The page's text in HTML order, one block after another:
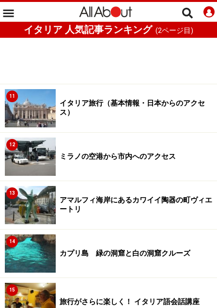
イタリア 人気記事ランキング (2ページ目)
11
イタリア旅行（基本情報・日本からのアクセ
ス）
12
ミラノの空港から市内へのアクセス
13
アマルフィ海岸にあるカワイイ陶器の町ヴィエ
ートリ
14
カプリ島 緑の洞窟と白の洞窟クルーズ
15
旅行がさらに楽しく！ イタリア語会話講座